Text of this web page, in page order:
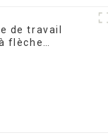
de travail
flèche